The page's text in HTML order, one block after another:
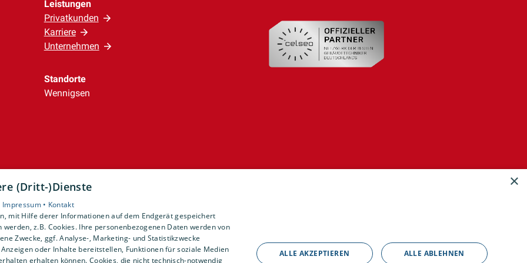
Leistungen
Privatkunden
Karriere
Unternehmen
Standorte
Wennigsen
×
(Dritt-)Dienste
Impressum • Kontakt
mit Hilfe derer Informationen auf dem Endgerät gespeichert
z.B. Cookies. Ihre personenbezogenen Daten werden von
Zwecke, ggf. Analyse-, Marketing- und Statistikzwecke
oder Inhalte bereitstellen, Funktionen für soziale Medien
erhalten können. Cookies, die nicht technisch-notwendig
ALLE AKZEPTIEREN ALLE ABLEHNEN